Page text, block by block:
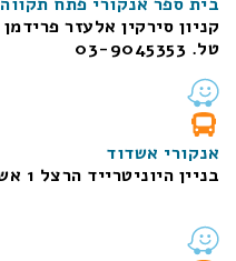
קניון סירקין אלעזר פרידמן 9 פתח תקווה
טל. 03-9045353
אנקורי אשדוד
בניין היוניטרייד הרצל 1 אשדוד